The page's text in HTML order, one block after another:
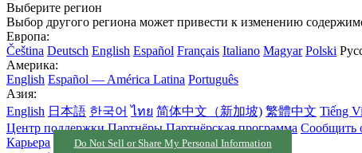
Выберите регион
Выбор другого региона может привести к изменению
Европа:
Čeština Deutsch English Español Français Italiano Magyar Polski
Америка:
English Español — América Latina Português
Азия:
English 日本語 한국어 ไทย 简体中文（新加坡) 繁體中文 Tiếng
Центр поддержки Партнёры Партнёрская программа Сообщить
Карьера
Do Not Sell or Share My Personal Information